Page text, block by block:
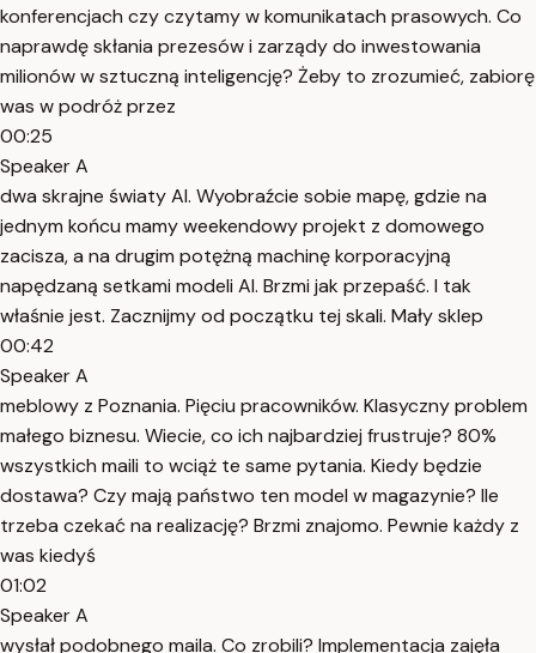
konferencjach czy czytamy w komunikatach prasowych. Co
naprawdę skłania prezesów i zarządy do inwestowania
milionów w sztuczną inteligencję? Żeby to zrozumieć, zabiorę
was w podróż przez
00:25
Speaker A
dwa skrajne światy AI. Wyobraźcie sobie mapę, gdzie na
jednym końcu mamy weekendowy projekt z domowego
zacisza, a na drugim potężną machinę korporacyjną
napędzaną setkami modeli AI. Brzmi jak przepaść. I tak
właśnie jest. Zacznijmy od początku tej skali. Mały sklep
00:42
Speaker A
meblowy z Poznania. Pięciu pracowników. Klasyczny problem
małego biznesu. Wiecie, co ich najbardziej frustruje? 80%
wszystkich maili to wciąż te same pytania. Kiedy będzie
dostawa? Czy mają państwo ten model w magazynie? Ile
trzeba czekać na realizację? Brzmi znajomo. Pewnie każdy z
was kiedyś
01:02
Speaker A
wysłał podobnego maila. Co zrobili? Implementacja zajęła